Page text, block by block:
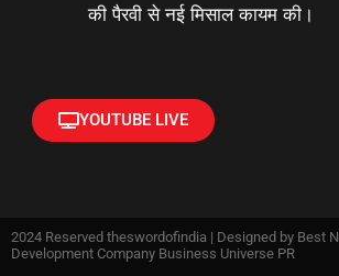
की पैरवी से नई मिसाल कायम की।
YOUTUBE LIVE
2024 Reserved theswordofindia | Designed by Best
Development Company Business Universe PR